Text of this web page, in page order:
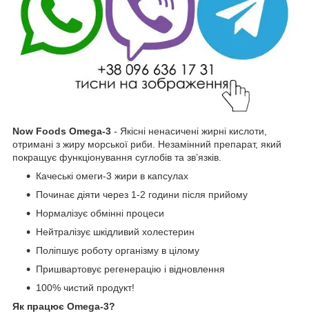
Now Foods Omega-3 - Якісні ненасичені жирні кислоти,
отримані з жиру морської риби. Незамінний препарат, який
покращує функціонування суглобів та зв’язків.
Качеські омеги-3 жири в капсулах
Починає діяти через 1-2 години після прийому
Нормалізує обмінні процеси
Нейтралізує шкідливий холестерин
Поліпшує роботу організму в цілому
Пришвартовує регенерацію і відновлення
100% чистий продукт!
Як працює Omega-3?